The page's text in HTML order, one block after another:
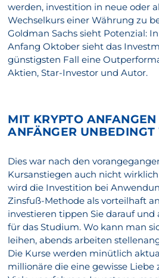
werden, investition in neue oder
Wechselkurs einer Währung zu
Goldman Sachs sieht Potenzial:
Anfang Oktober sieht das
günstigsten Fall eine
Aktien, Star-Investor und Autor.
MIT KRYPTO
ANFÄNGER UNBEDINGT
Dies war nach den
Kursanstiegen auch nicht
wird die Investition bei
Zinsfuß-Methode als vorteilhaft
investieren tippen Sie darauf und
für das Studium. Wo kann man
leihen, abends arbeiten
Die Kurse werden minütlich
millionäre die eine gewisse Liebe